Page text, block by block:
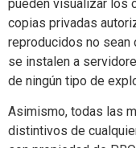
pueden visualizar los
copias privadas
reproducidos no
se instalen a
de ningún tipo de
Asimismo, todas las
distintivos de